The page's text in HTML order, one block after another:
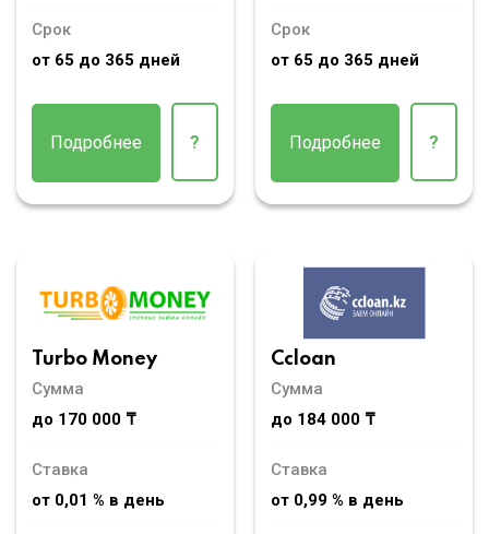
Срок
от 65 до 365 дней
Подробнее ?
Срок
от 65 до 365 дней
Подробнее ?
Turbo Money
Сумма
до 170 000 ₸
Ставка
от 0,01 % в день
Ccloan
Сумма
до 184 000 ₸
Ставка
от 0,99 % в день